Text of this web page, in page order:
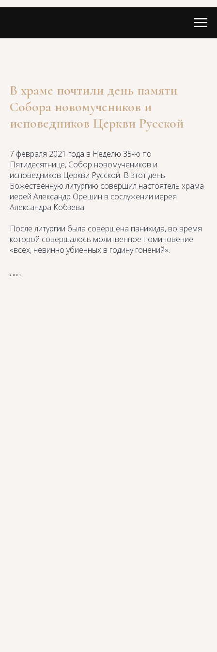
В храме почтили день памяти
Собора новомучеников и
исповедников Церкви Русской
7 февраля 2021 года в Неделю 35-ю по
Пятидесятнице, Собор новомучеников и
исповедников Церкви Русской. В этот день
Божественную литургию совершил настоятель храма
иерей Александр Орешин в сослужении иерея
Александра Кобзева.
После литургии была совершена панихида, во время
которой совершалось молитвенное поминовение
«всех, невинно убиенных в годину гонений».
2021